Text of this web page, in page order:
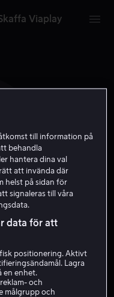
Viaplay
till information på
behandla
hantera dina val
att invända där
helst på sidan för
signaleras till våra
data för att
positionering. Aktivt
Lagra
en enhet.
och
målgrupp och